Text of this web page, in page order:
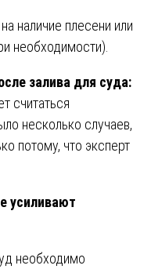
наличие плесени или
необходимости).
залива для суда:
считаться
несколько случаев,
потому, что эксперт
усиливают
необходимо